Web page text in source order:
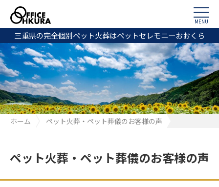
三重県の完全個別ペット火葬はペットセレモニーおおくら
MENU
ホーム
ペット火葬・ペット葬儀のお客様の声
ペット火葬・ペット葬儀のお客様の声